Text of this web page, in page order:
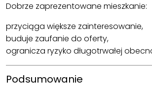
Dobrze zaprezentowane mieszkanie:
przyciąga większe zainteresowanie,
buduje zaufanie do oferty,
ogranicza ryzyko długotrwałej
Podsumowanie